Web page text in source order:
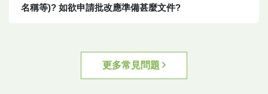
名稱等)? 如欲申請批改應準備甚麼文件?
更多常見問題